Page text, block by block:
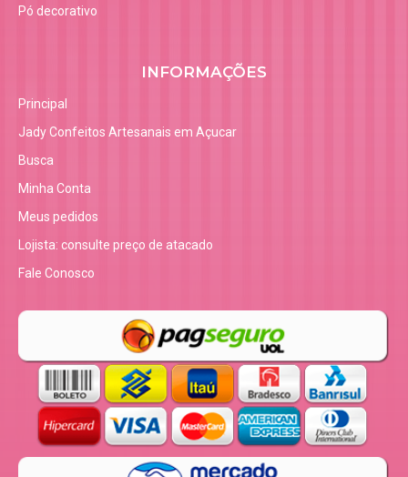
Pó decorativo
INFORMAÇÕES
Principal
Jady Confeitos Artesanais em Açucar
Busca
Minha Conta
Meus pedidos
Lojista: consulte preço de atacado
Fale Conosco